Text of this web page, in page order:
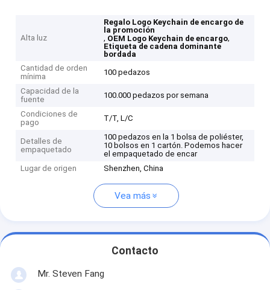
Alta luz
Regalo Logo Keychain de encargo de
la promoción
, OEM Logo Keychain de encargo,
Etiqueta de cadena dominante
bordada
Cantidad de orden
mínima
100 pedazos
Capacidad de la
fuente
100.000 pedazos por semana
Condiciones de
pago
T/T, L/C
Detalles de
empaquetado
100 pedazos en la 1 bolsa de poliéster,
10 bolsos en 1 cartón. Podemos hacer
el empaquetado de encar
Lugar de origen
Shenzhen, China
Vea más
Contacto
Mr. Steven Fang